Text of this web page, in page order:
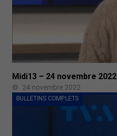
Midi13 – 24 novembre 2022
24 novembre 2022
BULLETINS COMPLETS